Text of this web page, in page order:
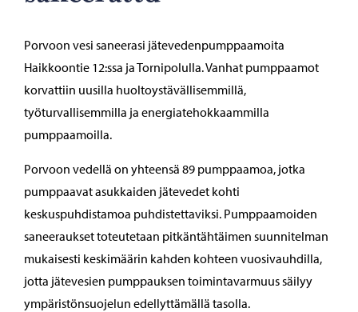
Porvoon vesi saneerasi jätevedenpumppaamoita
Haikkoontie 12:ssa ja Tornipolulla. Vanhat pumppaamot
korvattiin uusilla huoltoystävällisemmillä,
työturvallisemmilla ja energiatehokkaammilla
pumppaamoilla.
Porvoon vedellä on yhteensä 89 pumppaamoa, jotka
pumppaavat asukkaiden jätevedet kohti
keskuspuhdistamoa puhdistettaviksi. Pumppaamoiden
saneeraukset toteutetaan pitkäntähtäimen suunnitelman
mukaisesti keskimäärin kahden kohteen vuosivauhdilla,
jotta jätevesien pumppauksen toimintavarmuus säilyy
ympäristönsuojelun edellyttämällä tasolla.